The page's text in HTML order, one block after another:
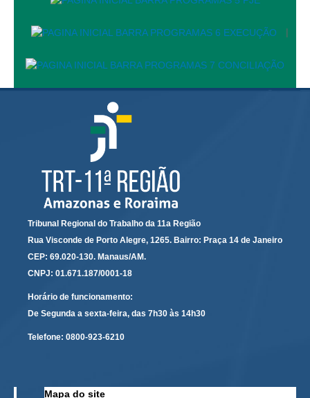
Calendário Geral
Calendário de Eventos
Calendário das Sessões
Calendário de Suspensão
Calendário da Justiça Itinerante
Concursos
Contas abertas em nome dos beneficiários
Diários Eletrônicos
e-Doc
Espaço do Servidor
|
Tribunal Regional do Trabalho da 11a Região
Rua Visconde de Porto Alegre, 1265. Bairro: Praça 14 de Janeiro
CEP: 69.020-130. Manaus/AM.
CNPJ: 01.671.187/0001-18
Horário de funcionamento:
De Segunda a sexta-feira, das 7h30 às 14h30
Telefone: 0800-923-6210
Mapa do site